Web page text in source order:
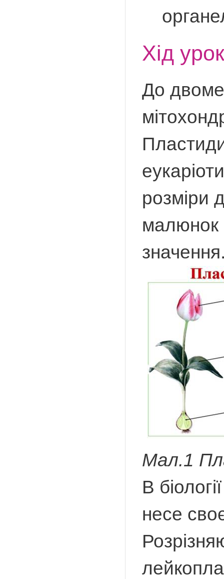
Хід
До
розміри
малюнок
Мал.1
В
несе